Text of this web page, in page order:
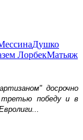
Душко
ЛорбекМатьяж
досрочно
третью победу и в